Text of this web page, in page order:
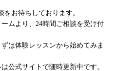
をお待ちしております。
ムより、24時間ご相談を受け付
は体験レッスンから始めてみま
公式サイトで随時更新中です。